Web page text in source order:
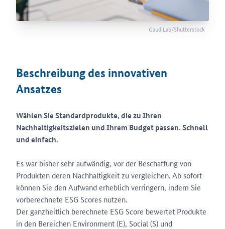
GaudiLab/Shutterstock
Beschreibung des innovativen
Ansatzes
Wählen Sie Standardprodukte, die zu Ihren
Nachhaltigkeitszielen und Ihrem Budget passen. Schnell
und einfach.
Es war bisher sehr aufwändig, vor der Beschaffung von
Produkten deren Nachhaltigkeit zu vergleichen. Ab sofort
können Sie den Aufwand erheblich verringern, indem Sie
vorberechnete ESG Scores nutzen.
Der ganzheitlich berechnete ESG Score bewertet Produkte
in den Bereichen Environment (E), Social (S) und